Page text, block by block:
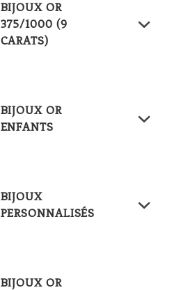
BIJOUX OR
375/1000 (9
CARATS)
BIJOUX OR
ENFANTS
BIJOUX
PERSONNALISÉS
BIJOUX OR